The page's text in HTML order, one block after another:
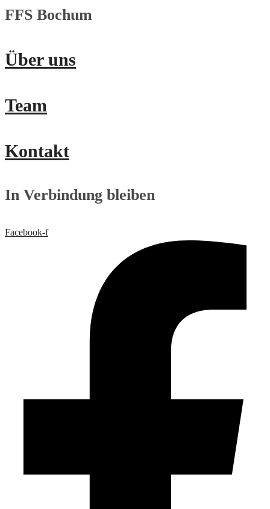
FFS Bochum
Über uns
Team
Kontakt
In Verbindung bleiben
Facebook-f